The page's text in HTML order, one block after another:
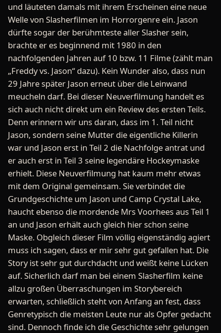
und läuteten damals mit ihrem Erscheinen eine neue
Welle von Slasherfilmen im Horrorgenre ein. Jason
dürfte sogar der berühmteste aller Slasher sein,
brachte er es beginnend mit 1980 in den
nachfolgenden Jahren auf 10 bzw. 11 Filme (zählt man
„Freddy vs. Jason“ dazu). Kein Wunder also, dass nun
29 Jahre später Jason erneut über die Leinwand
meucheln darf. Bei dieser Neuverfilmung handelt es
sich auch nicht direkt um ein Review des ersten Teils.
Denn erinnern wir uns daran, dass im 1. Teil nicht
Jason, sondern seine Mutter die eigentliche Killerin
war und Jason erst in Teil 2 die Nachfolge antrat und
er auch erst in Teil 3 seine legendäre Hockeymaske
erhielt. Diese Neuverfilmung hat kaum mehr etwas
mit dem Original gemeinsam. Sie verbindet die
Grundgeschichte um Jason und Camp Crystal Lake,
haucht ebenso die mordende Mrs Voorhees aus Teil 1
an und Jason erhält auch gleich hier schon seine
Maske. Obgleich dieser Film völlig eigenständig agiert
muss ich sagen, dass er mir sehr gut gefallen hat. Die
Story ist sehr gut durchdacht und weißt keine Lücken
auf. Sicherlich darf man bei einem Slasherfilm keine
allzu großen Überraschungen im Storybereich
erwarten, schließlich steht von Anfang an fest, dass
Genretypisch die meisten Leute nur als Opfer gedacht
sind. Dennoch finde ich die Geschichte sehr gelungen